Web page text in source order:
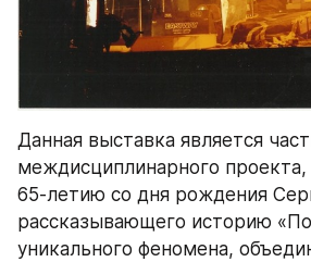
Данная выставка является
междисциплинарного
65-летию со дня рождения
рассказывающего историю
уникального феномена,